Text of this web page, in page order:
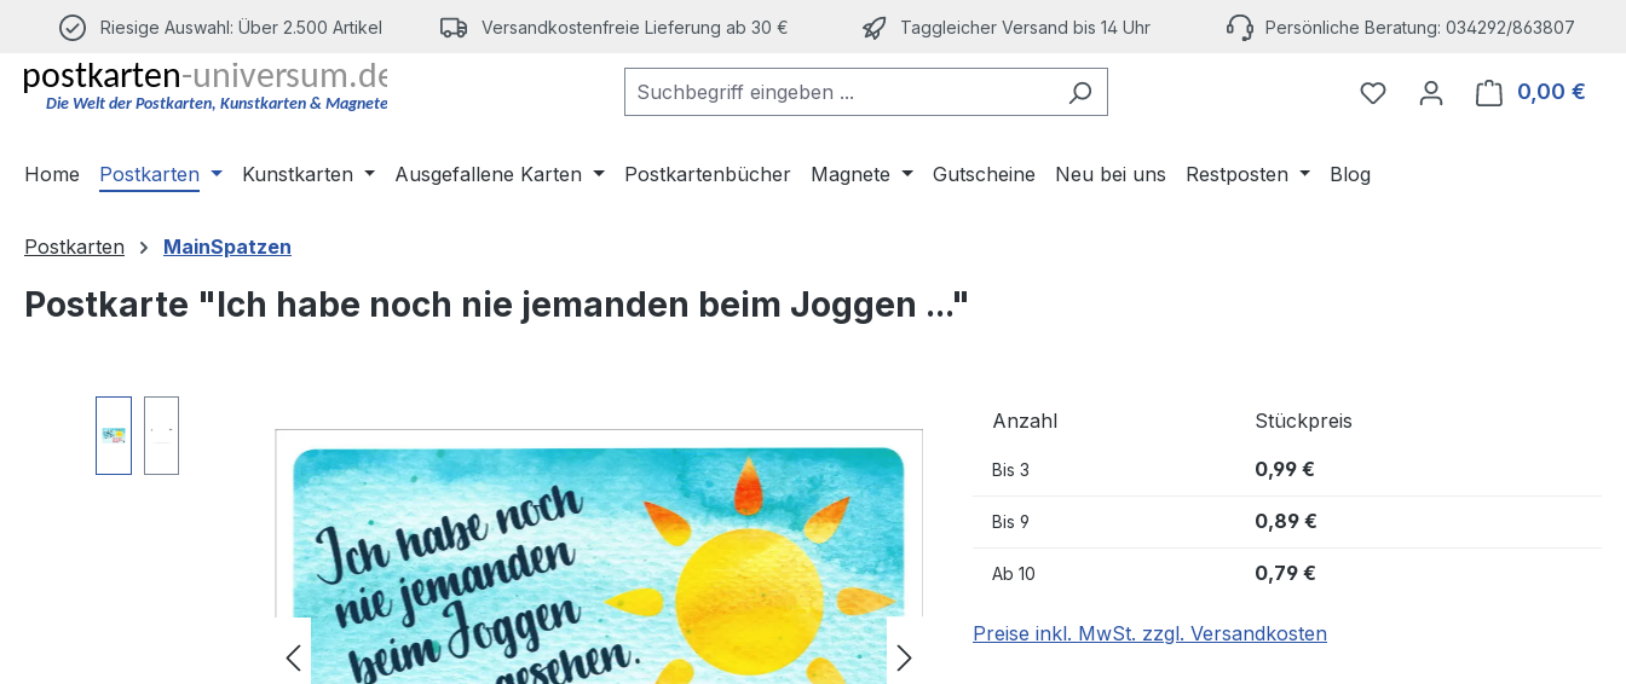
Hauptinhalt springen
Zur Suche springen
Zur Hauptnavigation springen
Riesige Auswahl: Über 2.500 Artikel Versandkostenfreie Lieferung ab 30 € Taggleicher Versand bis 14 Uhr Persönliche Beratung: 034292/863807
Du hast 0 Produkte auf
0,00 €
Home Postkarten Kunstkarten Ausgefallene Karten Postkartenbücher Magnete Gutscheine Neu bei uns Restposten Blog
Postkarten MainSpatzen
Postkarte "Ich habe noch nie jemanden beim Joggen ..."
Anzahl Stückpreis
Bis 3 0,99 €
Bis 9 0,89 €
Ab 10 0,79 €
Preise inkl. MwSt. zzgl. Versandkosten